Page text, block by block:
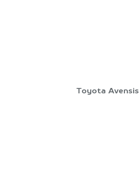
Toyota Avensis